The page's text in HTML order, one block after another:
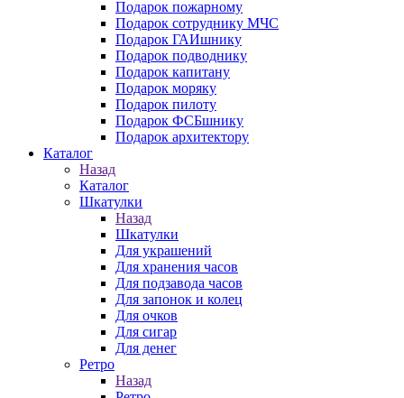
Подарок пожарному
Подарок сотруднику МЧС
Подарок ГАИшнику
Подарок подводнику
Подарок капитану
Подарок моряку
Подарок пилоту
Подарок ФСБшнику
Подарок архитектору
Каталог
Назад
Каталог
Шкатулки
Назад
Шкатулки
Для украшений
Для хранения часов
Для подзавода часов
Для запонок и колец
Для очков
Для сигар
Для денег
Ретро
Назад